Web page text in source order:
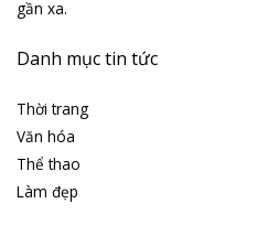
gần xa.
Danh mục tin tức
Thời trang
Văn hóa
Thể thao
Làm đẹp